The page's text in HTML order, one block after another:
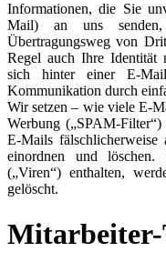
Informationen, die Sie
Mail) an uns
Übertragungsweg von
Regel auch Ihre Identität
sich hinter einer E-
Kommunikation durch
Wir setzen – wie viele E-
Werbung („SPAM-
E-Mails fälschlicherweise
einordnen und löschen.
(„Viren“) enthalten,
gelöscht.
Mitarbeiter-